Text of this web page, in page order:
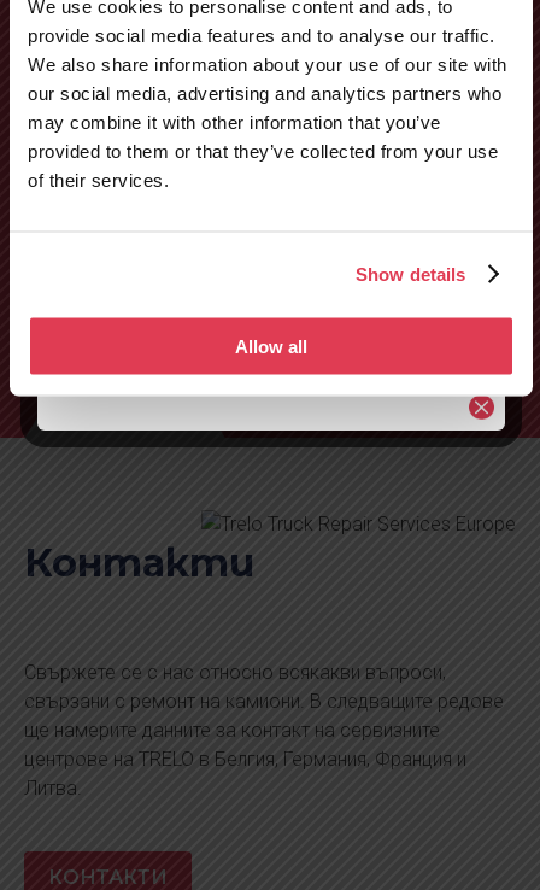
We use cookies to personalise content and ads, to
provide social media features and to analyse our traffic.
We also share information about your use of our site with
our social media, advertising and analytics partners who
may combine it with other information that you’ve
provided to them or that they’ve collected from your use
of their services.
Show details
Allow all
ремонт на ремаркета и
полуремаркета?
Висококачественият ремонт на камиони е
изключително важен. Независимо дали става въпрос
за проста повреда, профилактична поддръжка или
Контакти
Свържете се с нас относно всякакви въпроси,
свързани с ремонт на камиони. В следващите редове
ще намерите данните за контакт на сервизните
центрове на TRELO в Белгия, Германия, Франция и
Литва.
КОНТАКТИ
Нов сервизен
център в Тур,
отворен от 10
август!